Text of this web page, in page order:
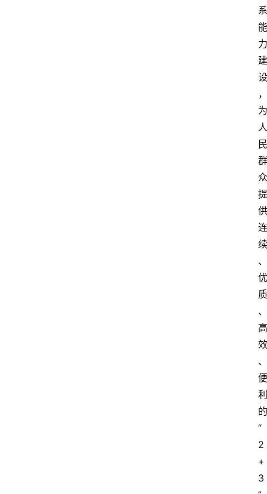
系
能
力
建
设
，
为
人
民
群
众
提
供
连
续
、
优
质
、
高
效
、
便
利
的
“
2
+
3